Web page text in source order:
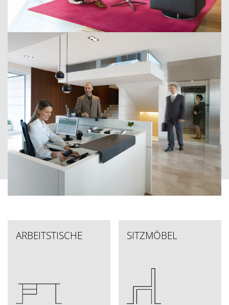
ARBEITSTISCHE SITZMÖBEL